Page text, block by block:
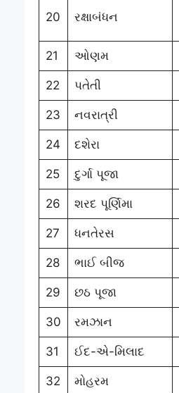
20 રક્ષાબંધન
21 ઓણમ
22 પતેતી
23 નવરાત્રી
24 દશેરા
25 દુર્ગા પૂજા
26 શરદ પૂર્ણિમા
27 ધનતેરસ
28 ભાઈ બીજ
29 છઠ પૂજા
30 રમઝાન
31 ઈદ-એ-મિલાદ
32 મોહરમ